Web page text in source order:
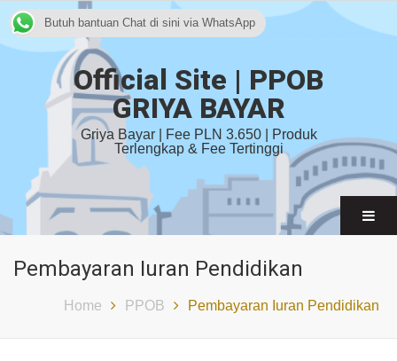
Official Site | PPOB
GRIYA BAYAR
Griya Bayar | Fee PLN 3.650 | Produk
Terlengkap & Fee Tertinggi
Pembayaran Iuran Pendidikan
Home PPOB Pembayaran Iuran Pendidikan
Butuh bantuan Chat di sini via WhatsApp